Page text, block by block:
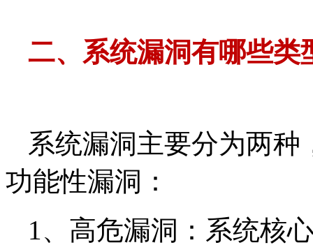
二、 系统漏洞有哪些类
系统漏洞主要分为两
功能性漏洞：
1、高危漏洞：系统核